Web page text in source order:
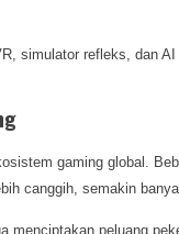
simulator refleks, dan
gaming global.
canggih, semakin
menciptakan peluang